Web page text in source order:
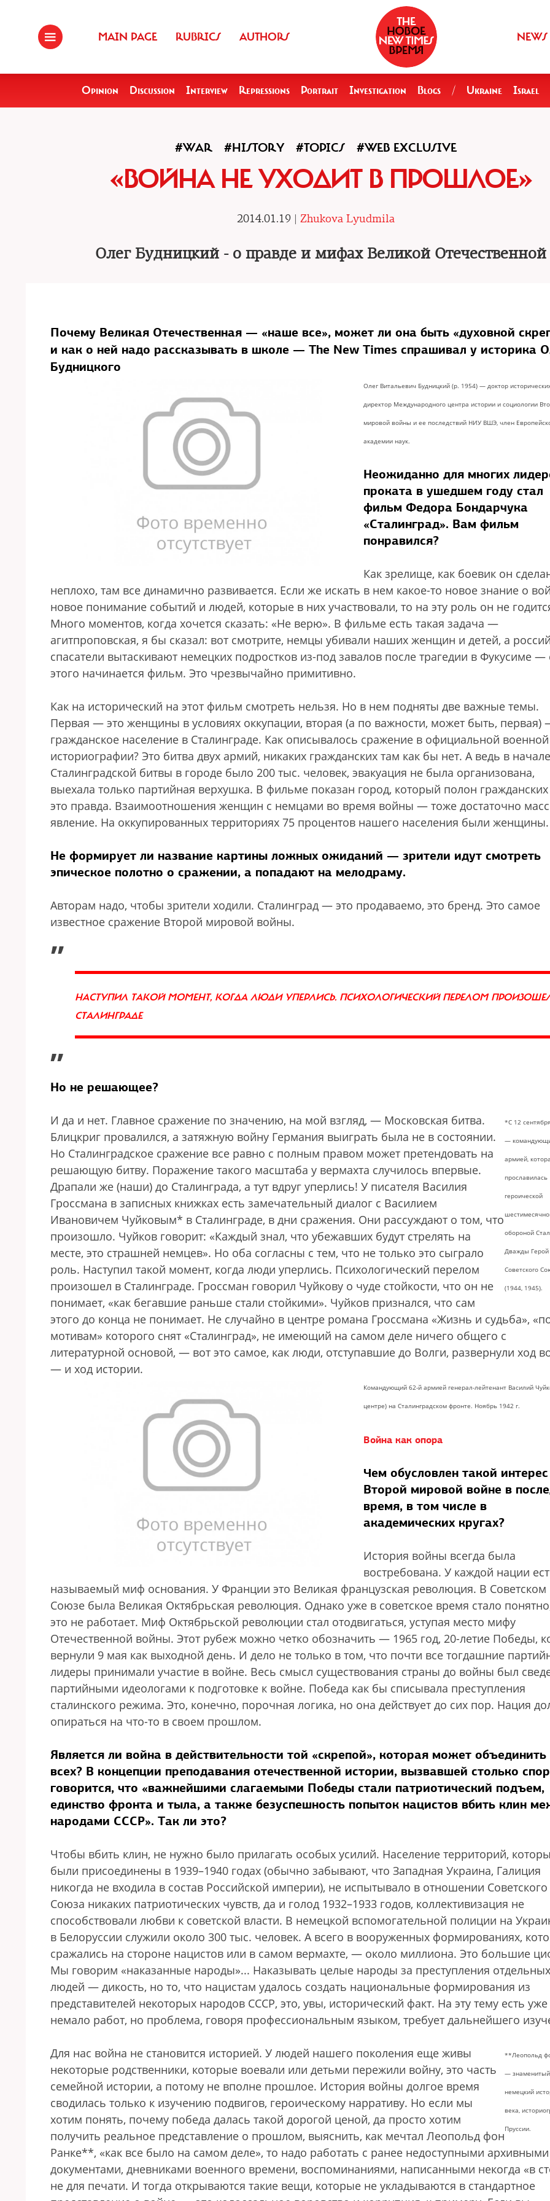
MAIN PAGE RUBRICS AUTHORS NEWS
Opinion Discussion Interview Repressions Portrait Investigation Blogs / Ukraine Israel
#WAR #HISTORY #TOPICS #WEB EXCLUSIVE
«ВОЙНА НЕ УХОДИТ В ПРОШЛОЕ»
2014.01.19 | Zhukova Lyudmila
Олег Будницкий - о правде и мифах Великой Отечественной
Почему Великая Отечественная — «наше все», может ли она быть «духовной
и как о ней надо рассказывать в школе — The New Times спрашивал у историка
Будницкого
Олег Витальевич Будницкий (р. 1954) — доктор
директор Международного центра истории и социологии
мировой войны и ее последствий НИУ ВШЭ, член
академии наук.
Неожиданно для многих
проката в ушедшем году стал
фильм Федора Бондарчука
«Сталинград». Вам фильм
понравился?
Как зрелище, как боевик он
неплохо, там все динамично развивается. Если же искать в нем какое-то новое знание о
новое понимание событий и людей, которые в них участвовали, то на эту роль он не
Много моментов, когда хочется сказать: «Не верю». В фильме есть такая задача —
агитпроповская, я бы сказал: вот смотрите, немцы убивали наших женщин и детей, а
спасатели вытаскивают немецких подростков из-под завалов после трагедии в Фукусиме —
этого начинается фильм. Это чрезвычайно примитивно.
Как на исторический на этот фильм смотреть нельзя. Но в нем подняты две важные темы.
Первая — это женщины в условиях оккупации, вторая (а по важности, может быть, первая)
гражданское население в Сталинграде. Как описывалось сражение в официальной военной
историографии? Это битва двух армий, никаких гражданских там как бы нет. А ведь в начале
Сталинградской битвы в городе было 200 тыс. человек, эвакуация не была организована,
выехала только партийная верхушка. В фильме показан город, который полон
это правда. Взаимоотношения женщин с немцами во время войны — тоже достаточно
явление. На оккупированных территориях 75 процентов нашего населения были женщины.
Не формирует ли название картины ложных ожиданий — зрители идут смотреть
эпическое полотно о сражении, а попадают на мелодраму.
Авторам надо, чтобы зрители ходили. Сталинград — это продаваемо, это бренд. Это самое
известное сражение Второй мировой войны.
„
НАСТУПИЛ ТАКОЙ МОМЕНТ, КОГДА ЛЮДИ УПЕРЛИСЬ. ПСИХОЛОГИЧЕСКИЙ ПЕРЕЛОМ
СТАЛИНГРАДЕ
”
Но не решающее?
*С 12
—
армией,
прославилась
героической
обороной
Дважды Герой
Советского
(1944, 1945).
И да и нет. Главное сражение по значению, на мой взгляд, — Московская битва.
Блицкриг провалился, а затяжную войну Германия выиграть была не в состоянии.
Но Сталинградское сражение все равно с полным правом может претендовать на
решающую битву. Поражение такого масштаба у вермахта случилось впервые.
Драпали же (наши) до Сталинграда, а тут вдруг уперлись! У писателя Василия
Гроссмана в записных книжках есть замечательный диалог с Василием
Ивановичем Чуйковым* в Сталинграде, в дни сражения. Они рассуждают о том, что
произошло. Чуйков говорит: «Каждый знал, что убежавших будут стрелять на
месте, это страшней немцев». Но оба согласны с тем, что не только это сыграло
роль. Наступил такой момент, когда люди уперлись. Психологический перелом
произошел в Сталинграде. Гроссман говорил Чуйкову о чуде стойкости, что он не
понимает, «как бегавшие раньше стали стойкими». Чуйков признался, что сам
этого до конца не понимает. Не случайно в центре романа Гроссмана «Жизнь и судьба»,
мотивам» которого снят «Сталинград», не имеющий на самом деле ничего общего с
литературной основой, — вот это самое, как люди, отступавшие до Волги, развернули ход
— и ход истории.
Командующий 62-й армией генерал-лейтенант Василий
центре) на Сталинградском фронте. Ноябрь 1942 г.
Война как опора
Чем обусловлен такой
Второй мировой войне в
время, в том числе в
академических кругах?
История войны всегда была
востребована. У каждой нации
называемый миф основания. У Франции это Великая французская революция. В Советском
Союзе была Великая Октябрьская революция. Однако уже в советское время стало
это не работает. Миф Октябрьской революции стал отодвигаться, уступая место мифу
Отечественной войны. Этот рубеж можно четко обозначить — 1965 год, 20-летие Победы,
вернули 9 мая как выходной день. И дело не только в том, что почти все тогдашние
лидеры принимали участие в войне. Весь смысл существования страны до войны был
партийными идеологами к подготовке к войне. Победа как бы списывала преступления
сталинского режима. Это, конечно, порочная логика, но она действует до сих пор. Нация
опираться на что-то в своем прошлом.
Является ли война в действительности той «скрепой», которая может объединить
всех? В концепции преподавания отечественной истории, вызвавшей столько
говорится, что «важнейшими слагаемыми Победы стали патриотический подъем,
единство фронта и тыла, а также безуспешность попыток нацистов вбить клин
народами СССР». Так ли это?
Чтобы вбить клин, не нужно было прилагать особых усилий. Население территорий,
были присоединены в 1939–1940 годах (обычно забывают, что Западная Украина, Галиция
никогда не входила в состав Российской империи), не испытывало в отношении Советского
Союза никаких патриотических чувств, да и голод 1932–1933 годов, коллективизация не
способствовали любви к советской власти. В немецкой вспомогательной полиции на
в Белоруссии служили около 300 тыс. человек. А всего в вооруженных формированиях,
сражались на стороне нацистов или в самом вермахте, — около миллиона. Это большие
Мы говорим «наказанные народы»... Наказывать целые народы за преступления отдельных
людей — дикость, но то, что нацистам удалось создать национальные формирования из
представителей некоторых народов СССР, это, увы, исторический факт. На эту тему есть уже
немало работ, но проблема, говоря профессиональным языком, требует дальнейшего
**Леопольд
— знаменитый
немецкий
века,
Пруссии.
Для нас война не становится историей. У людей нашего поколения еще живы
некоторые родственники, которые воевали или детьми пережили войну, это часть
семейной истории, а потому не вполне прошлое. История войны долгое время
сводилась только к изучению подвигов, героическому нарративу. Но если мы
хотим понять, почему победа далась такой дорогой ценой, да просто хотим
получить реальное представление о прошлом, выяснить, как мечтал Леопольд фон
Ранке**, «как все было на самом деле», то надо работать с ранее недоступными архивными
документами, дневниками военного времени, воспоминаниями, написанными некогда «в
не для печати. И тогда открываются такие вещи, которые не укладываются в стандартное